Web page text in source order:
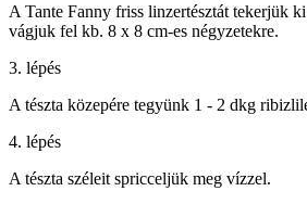
A Tante Fanny friss linzertésztát tekerjük
vágjuk fel kb. 8 x 8 cm-es négyzetekre.
3. lépés
A tészta közepére tegyünk 1 - 2 dkg
4. lépés
A tészta széleit spricceljük meg vízzel.